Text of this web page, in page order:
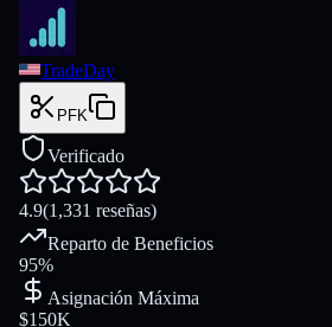
TradeDay
PFK
Verificado
4.9(1,331 reseñas)
Reparto de Beneficios
95%
Asignación Máxima
$150K